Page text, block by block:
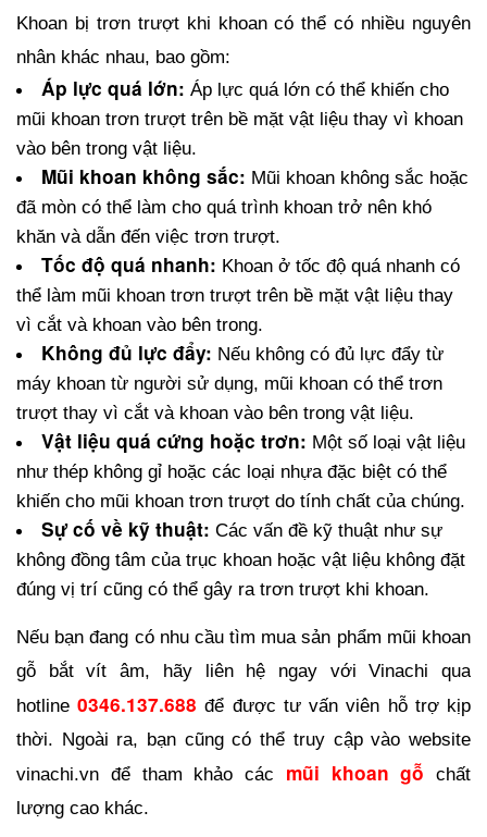
Khoan bị trơn trượt khi khoan có thể có nhiều nguyên
nhân khác nhau, bao gồm:
Áp lực quá lớn: Áp lực quá lớn có thể khiến cho
mũi khoan trơn trượt trên bề mặt vật liệu thay vì khoan
vào bên trong vật liệu.
Mũi khoan không sắc: Mũi khoan không sắc hoặc
đã mòn có thể làm cho quá trình khoan trở nên khó
khăn và dẫn đến việc trơn trượt.
Tốc độ quá nhanh: Khoan ở tốc độ quá nhanh có
thể làm mũi khoan trơn trượt trên bề mặt vật liệu thay
vì cắt và khoan vào bên trong.
Không đủ lực đẩy: Nếu không có đủ lực đẩy từ
máy khoan từ người sử dụng, mũi khoan có thể trơn
trượt thay vì cắt và khoan vào bên trong vật liệu.
Vật liệu quá cứng hoặc trơn: Một số loại vật liệu
như thép không gỉ hoặc các loại nhựa đặc biệt có thể
khiến cho mũi khoan trơn trượt do tính chất của chúng.
Sự cố về kỹ thuật: Các vấn đề kỹ thuật như sự
không đồng tâm của trục khoan hoặc vật liệu không đặt
đúng vị trí cũng có thể gây ra trơn trượt khi khoan.
Nếu bạn đang có nhu cầu tìm mua sản phẩm mũi khoan
gỗ bắt vít âm, hãy liên hệ ngay với Vinachi qua
hotline 0346.137.688 để được tư vấn viên hỗ trợ kịp
thời. Ngoài ra, bạn cũng có thể truy cập vào website
vinachi.vn để tham khảo các mũi khoan gỗ chất
lượng cao khác.